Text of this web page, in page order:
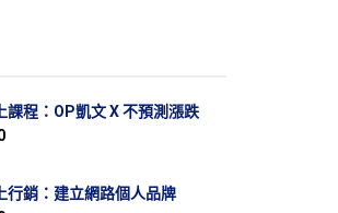
課程：OP凱文 X 不預測漲跌
行銷：建立網路個人品牌